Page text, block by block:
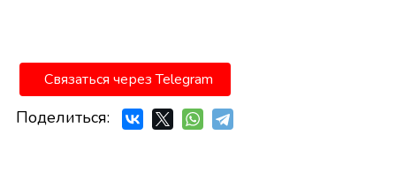
Связаться через Telegram
Поделиться: